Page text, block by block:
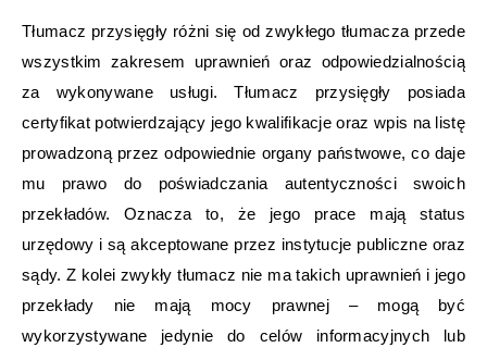
Tłumacz przysięgły różni się od zwykłego tłumacza przede
wszystkim zakresem uprawnień oraz odpowiedzialnością
za wykonywane usługi. Tłumacz przysięgły posiada
certyfikat potwierdzający jego kwalifikacje oraz wpis na listę
prowadzoną przez odpowiednie organy państwowe, co daje
mu prawo do poświadczania autentyczności swoich
przekładów. Oznacza to, że jego prace mają status
urzędowy i są akceptowane przez instytucje publiczne oraz
sądy. Z kolei zwykły tłumacz nie ma takich uprawnień i jego
przekłady nie mają mocy prawnej – mogą być
wykorzystywane jedynie do celów informacyjnych lub